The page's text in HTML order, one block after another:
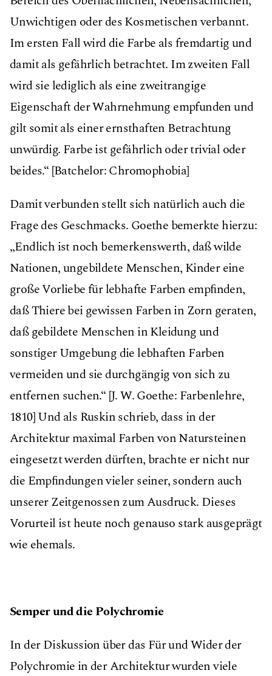
Unwichtigen oder des Kosmetischen verbannt.
Im ersten Fall wird die Farbe als fremdartig und
damit als gefährlich betrachtet. Im zweiten Fall
wird sie lediglich als eine zweitrangige
Eigenschaft der Wahrnehmung empfunden und
gilt somit als einer ernsthaften Betrachtung
unwürdig. Farbe ist gefährlich oder trivial oder
beides.“ [Batchelor: Chromophobia]
Damit verbunden stellt sich natürlich auch die
Frage des Geschmacks. Goethe bemerkte hierzu:
„Endlich ist noch bemerkenswerth, daß wilde
Nationen, ungebildete Menschen, Kinder eine
große Vorliebe für lebhafte Farben empﬁnden,
daß Thiere bei gewissen Farben in Zorn geraten,
daß gebildete Menschen in Kleidung und
sonstiger Umgebung die lebhaften Farben
vermeiden und sie durchgängig von sich zu
entfernen suchen.“ [J. W. Goethe: Farbenlehre,
1810] Und als Ruskin schrieb, dass in der
Architektur maximal Farben von Natursteinen
eingesetzt werden dürften, brachte er nicht nur
die Empﬁndungen vieler seiner, sondern auch
unserer Zeitgenossen zum Ausdruck. Dieses
Vorurteil ist heute noch genauso stark ausgeprägt
wie ehemals.
Semper und die Polychromie
In der Diskussion über das Für und Wider der
Polychromie in der Architektur wurden viele